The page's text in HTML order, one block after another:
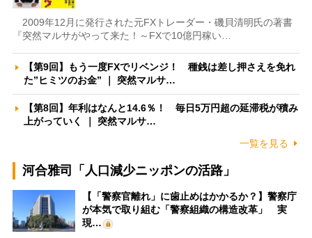
2009年12月に発行された元FXトレーダー・磯貝清明氏の著書
『突然マルサがやって来た！～FXで10億円稼い…
【第9回】もう一度FXでリベンジ！ 種銭は差し押さえを免れ
た”ヒミツのお金” ｜ 突然マルサ…
【第8回】年利はなんと14.6％！ 毎日5万円超の延滞税が積み
上がっていく ｜ 突然マルサ…
一覧を見る
河合雅司「人口減少ニッポンの活路」
【「警察官離れ」に歯止めはかかるか？】警察庁
が本気で取り組む「警察組織の構造改革」 実
現…